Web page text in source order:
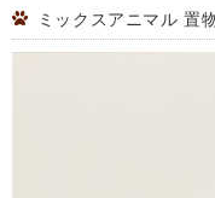
ミックスアニマル 置